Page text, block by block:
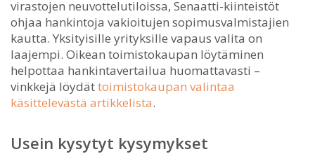
virastojen neuvottelutiloissa, Senaatti-kiinteistöt
ohjaa hankintoja vakioitujen sopimusvalmistajien
kautta. Yksityisille yrityksille vapaus valita on
laajempi. Oikean toimistokaupan löytäminen
helpottaa hankintavertailua huomattavasti –
vinkkejä löydättoimistokaupan valintaa
käsittelevästä artikkelista.
Usein kysytyt kysymykset